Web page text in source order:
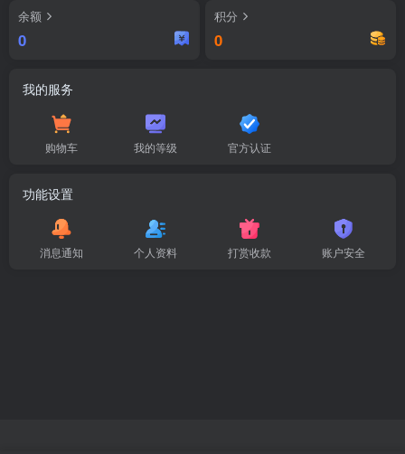
余额
0
积分
0
我的服务
购物车 我的等级 官方认证
功能设置
消息通知 个人资料 打赏收款 账户安全